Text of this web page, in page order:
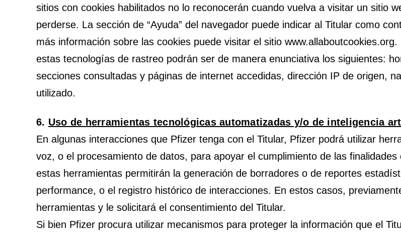
sitios con cookies habilitados no lo reconocerán cuando vuelva a visitar un sitio
perderse. La sección de “Ayuda” del navegador puede indicar al Titular como
más información sobre las cookies puede visitar el sitio
estas tecnologías de rastreo podrán ser de manera enunciativa los siguientes:
secciones consultadas y páginas de internet accedidas, dirección IP de origen,
utilizado.
6. Uso de herramientas tecnológicas automatizadas y/o de inteligencia
En algunas interacciones que Pfizer tenga con el Titular, Pfizer podrá utilizar
voz, o el procesamiento de datos, para apoyar el cumplimiento de las
estas herramientas permitirán la generación de borradores o de reportes
performance, o el registro histórico de interacciones. En estos casos,
herramientas y le solicitará el consentimiento del Titular.
Si bien Pfizer procura utilizar mecanismos para proteger la información que el